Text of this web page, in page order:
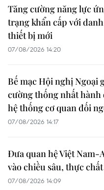
Tăng cường năng lực
trạng khẩn cấp với
thiết bị mới
07/08/2026 14:20
Bế mạc Hội nghị Ngoại
cường thống nhất
hệ thống cơ quan đối
07/08/2026 14:17
Đưa quan hệ Việt Nam-
vào chiều sâu, thực
07/08/2026 14:09